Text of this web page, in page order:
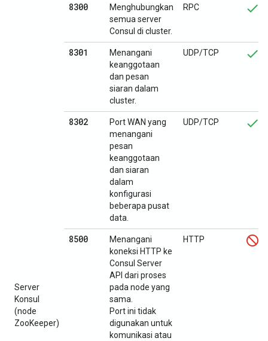
Server
Konsul
(node
ZooKeeper)
8300
Menghubungkan
semua server
Consul di cluster.
RPC
8301
Menangani
keanggotaan
dan pesan
siaran dalam
cluster.
UDP/TCP
8302
Port WAN yang
menangani
pesan
keanggotaan
dan siaran
dalam
konfigurasi
beberapa pusat
data.
UDP/TCP
8500
Menangani
koneksi HTTP ke
Consul Server
API dari proses
pada node yang
sama.
Port ini tidak
digunakan untuk
komunikasi atau
HTTP